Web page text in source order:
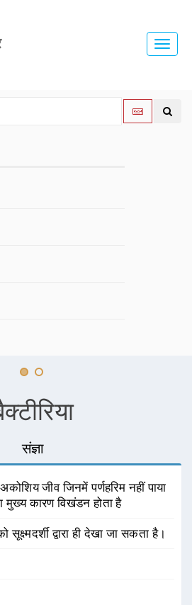
संज्ञा
जीव जिनमें पर्णहरिम नहीं पाया
मुख्य कारण विखंडन होता है
सूक्ष्मदर्शी द्वारा ही देखा जा सकता है।